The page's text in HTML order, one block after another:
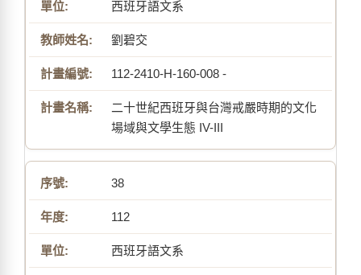
西班牙語文系
劉碧交
112-2410-H-160-008 -
二十世紀西班牙與台灣戒嚴時期的文化
場域與文學生態 IV-III
38
112
西班牙語文系